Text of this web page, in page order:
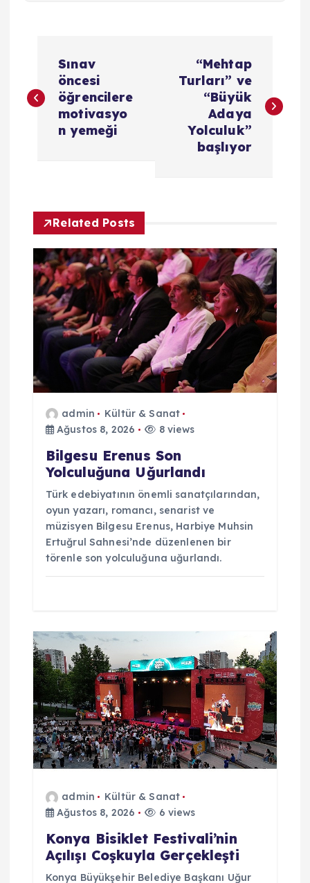
a
e
z
n
m
e
Sınav
öncesi
öğrencilere
motivasyo
n yemeği
“Mehtap
Turları” ve
“Büyük
Adaya
Yolculuk”
başlıyor
Related Posts
admin
Kültür & Sanat
Ağustos 8, 2026
8 views
Bilgesu Erenus Son
Yolculuğuna Uğurlandı
Türk edebiyatının önemli sanatçılarından,
oyun yazarı, romancı, senarist ve
müzisyen Bilgesu Erenus, Harbiye Muhsin
Ertuğrul Sahnesi’nde düzenlenen bir
törenle son yolculuğuna uğurlandı.
admin
Kültür & Sanat
Ağustos 8, 2026
6 views
Konya Bisiklet Festivali’nin
Açılışı Coşkuyla Gerçekleşti
Konya Büyükşehir Belediye Başkanı Uğur